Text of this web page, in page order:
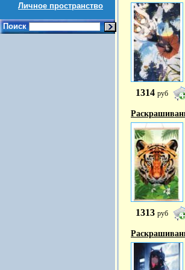
Личное пространство
Поиск
1314 руб
1313 руб